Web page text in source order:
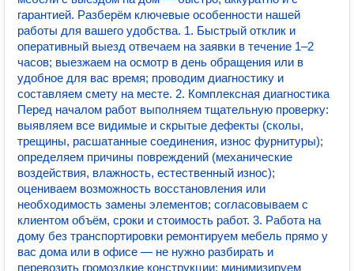
гарантией. Разберём ключевые особенности нашей
работы для вашего удобства. 1. Быстрый отклик и
оперативный выезд отвечаем на заявки в течение 1–2
часов; выезжаем на осмотр в день обращения или в
удобное для вас время; проводим диагностику и
составляем смету на месте. 2. Комплексная диагностика
Перед началом работ выполняем тщательную проверку:
выявляем все видимые и скрытые дефекты (сколы,
трещины, расшатанные соединения, износ фурнитуры);
определяем причины повреждений (механические
воздействия, влажность, естественный износ);
оцениваем возможность восстановления или
необходимость замены элементов; согласовываем с
клиентом объём, сроки и стоимость работ. 3. Работа на
дому без транспортировки ремонтируем мебель прямо у
вас дома или в офисе — не нужно разбирать и
перевозить громоздкие конструкции; минимизируем